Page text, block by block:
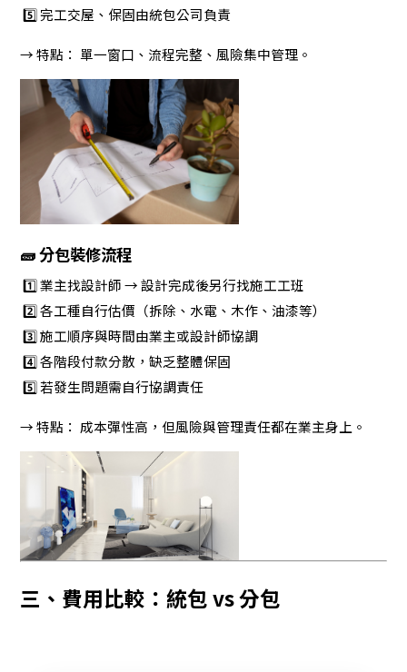
5️⃣ 完工交屋、保固由統包公司負責
→ 特點： 單一窗口、流程完整、風險集中管理。
🧱 分包裝修流程
1️⃣ 業主找設計師 → 設計完成後另行找施工工班
2️⃣ 各工種自行估價（拆除、水電、木作、油漆等）
3️⃣ 施工順序與時間由業主或設計師協調
4️⃣ 各階段付款分散，缺乏整體保固
5️⃣ 若發生問題需自行協調責任
→ 特點： 成本彈性高，但風險與管理責任都在業主身上。
三、費用比較：統包 vs 分包